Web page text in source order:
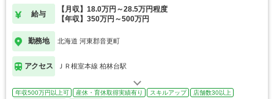
給与
【月収】18.0万円～28.5万円程度
【年収】350万円～500万円
勤務地 北海道 河東郡音更町
アクセス ＪＲ根室本線 柏林台駅
年収500万円以上可 産休・育休取得実績有り スキルアップ
店舗数30以上